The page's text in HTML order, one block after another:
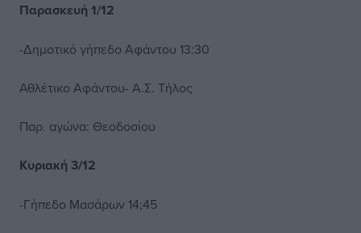
Παρασκευή 1/12
-Δημοτικό γήπεδο Αφάντου 13:30
Αθλέτικο Αφάντου- Α.Σ. Τήλος
Παρ. αγώνα: Θεοδοσίου
Κυριακή 3/12
-Γήπεδο Μασάρων 14;45